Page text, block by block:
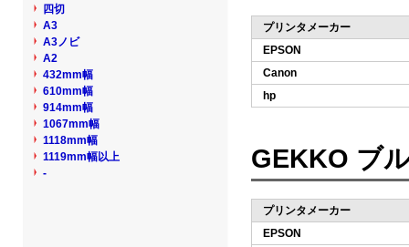
プリンタメーカー
EPSON
Canon
hp
GEKKO ブ
プリンタメーカー
EPSON
四切
A3
A3ノビ
A2
432mm幅
610mm幅
914mm幅
1067mm幅
1118mm幅
1119mm幅以上
-